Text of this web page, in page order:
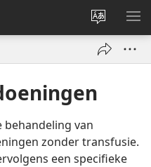
Taal
site
wijzigen
behandeling van
zonder transfusie.
een specifieke